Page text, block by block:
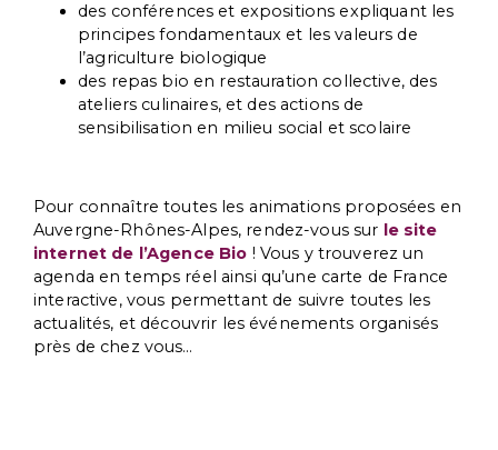
des conférences et expositions expliquant les
principes fondamentaux et les valeurs de
l’agriculture biologique
des repas bio en restauration collective, des
ateliers culinaires, et des actions de
sensibilisation en milieu social et scolaire
Pour connaître toutes les animations proposées en
Auvergne-Rhônes-Alpes, rendez-vous sur le site
internet de l’Agence Bio ! Vous y trouverez un
agenda en temps réel ainsi qu’une carte de France
interactive, vous permettant de suivre toutes les
actualités, et découvrir les événements organisés
près de chez vous…